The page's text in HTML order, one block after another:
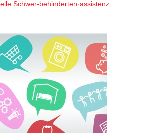
Schwer-behinderten·assistenz